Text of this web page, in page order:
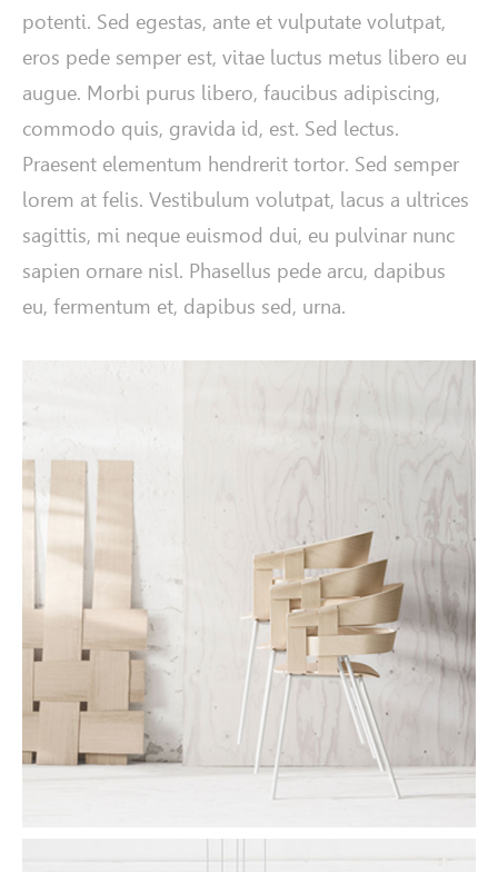
potenti. Sed egestas, ante et vulputate volutpat,
eros pede semper est, vitae luctus metus libero eu
augue. Morbi purus libero, faucibus adipiscing,
commodo quis, gravida id, est. Sed lectus.
Praesent elementum hendrerit tortor. Sed semper
lorem at felis. Vestibulum volutpat, lacus a ultrices
sagittis, mi neque euismod dui, eu pulvinar nunc
sapien ornare nisl. Phasellus pede arcu, dapibus
eu, fermentum et, dapibus sed, urna.